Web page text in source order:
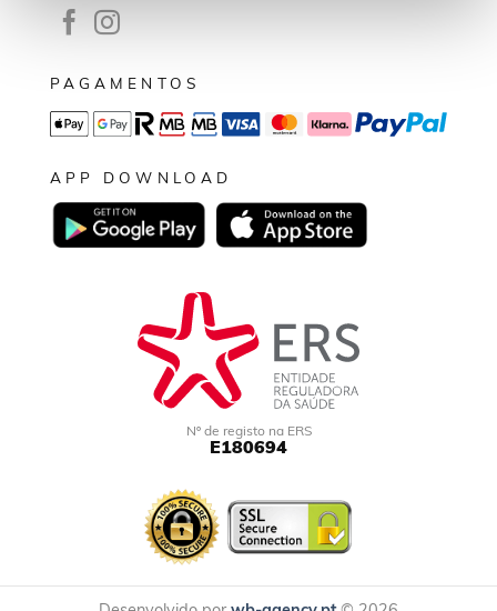
PAGAMENTOS
APP DOWNLOAD
Nº de registo na ERS
E180694